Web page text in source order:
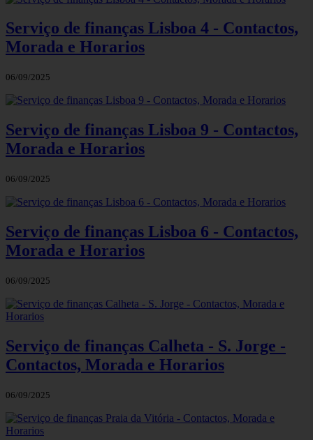
Serviço de finanças Lisboa 4 - Contactos,
Morada e Horarios
06/09/2025
Serviço de finanças Lisboa 9 - Contactos,
Morada e Horarios
06/09/2025
Serviço de finanças Lisboa 6 - Contactos,
Morada e Horarios
06/09/2025
Serviço de finanças Calheta - S. Jorge -
Contactos, Morada e Horarios
06/09/2025